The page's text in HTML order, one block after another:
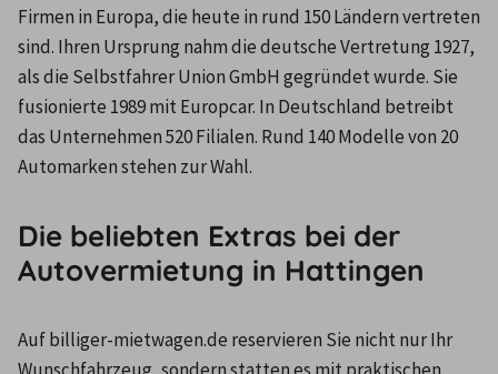
Firmen in Europa, die heute in rund 150 Ländern vertreten
sind. Ihren Ursprung nahm die deutsche Vertretung 1927,
als die Selbstfahrer Union GmbH gegründet wurde. Sie
fusionierte 1989 mit Europcar. In Deutschland betreibt
das Unternehmen 520 Filialen. Rund 140 Modelle von 20
Automarken stehen zur Wahl.
Die beliebten Extras bei der
Autovermietung in Hattingen
Auf billiger-mietwagen.de reservieren Sie nicht nur Ihr